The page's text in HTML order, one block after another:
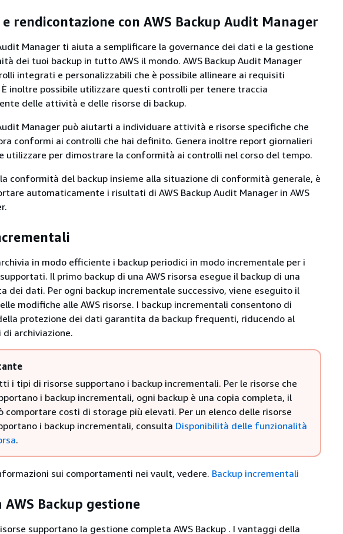
e rendicontazione con AWS Backup Audit Manager
Manager ti aiuta a semplificare la governance dei dati e la gestione
dei tuoi backup in tutto AWS il mondo. AWS Backup Audit Manager
integrati e personalizzabili che è possibile allineare ai requisiti
inoltre possibile utilizzare questi controlli per tenere traccia
delle attività e delle risorse di backup.
Manager può aiutarti a individuare attività e risorse specifiche che
conformi ai controlli che hai definito. Genera inoltre report giornalieri
utilizzare per dimostrare la conformità ai controlli nel corso del tempo.
conformità del backup insieme alla situazione di conformità generale, è
automaticamente i risultati di AWS Backup Audit Manager in AWS
in modo efficiente i backup periodici in modo incrementale per i
Il primo backup di una AWS risorsa esegue il backup di una
dei dati. Per ogni backup incrementale successivo, viene eseguito il
modifiche alle AWS risorse. I backup incrementali consentono di
protezione dei dati garantita da backup frequenti, riducendo al
archiviazione.
i tipi di risorse supportano i backup incrementali. Per le risorse che
i backup incrementali, ogni backup è una copia completa, il
comportare costi di storage più elevati. Per un elenco delle risorse
i backup incrementali, consulta Disponibilità delle funzionalità
.
sui comportamenti nei vault, vedere. Backup incrementali
AWS Backup gestione
supportano la gestione completa AWS Backup . I vantaggi della